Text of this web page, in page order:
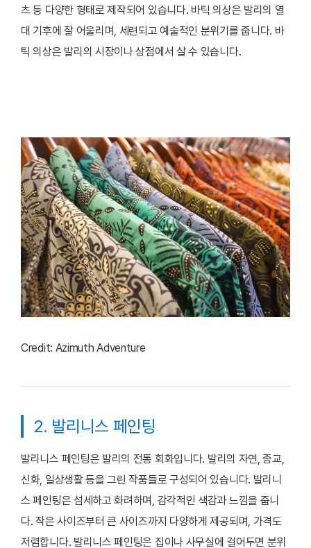
츠 등 다양한 형태로 제작되어 있습니다. 바틱 의상은 발리의 열
대 기후에 잘 어울리며, 세련되고 예술적인 분위기를 줍니다. 바
틱 의상은 발리의 시장이나 상점에서 살 수 있습니다.
Credit: Azimuth Adventure
2. 발리니스 페인팅
발리니스 페인팅은 발리의 전통 회화입니다. 발리의 자연, 종교,
신화, 일상생활 등을 그린 작품들로 구성되어 있습니다. 발리니
스 페인팅은 섬세하고 화려하며, 감각적인 색감과 느낌을 줍니
다. 작은 사이즈부터 큰 사이즈까지 다양하게 제공되며, 가격도
저렴합니다. 발리니스 페인팅은 집이나 사무실에 걸어두면 분위